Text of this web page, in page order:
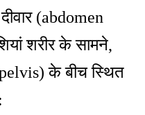
(abdomen
शरीर के सामने,
के बीच स्थित